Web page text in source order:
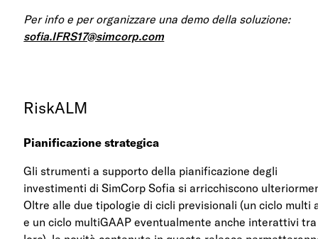
Per info e per organizzare una demo della soluzione:
sofia.IFRS17@simcorp.com
RiskALM
Pianificazione strategica
Gli strumenti a supporto della pianificazione degli
investimenti di SimCorp Sofia si arricchiscono
Oltre alle due tipologie di cicli previsionali (un ciclo multi
e un ciclo multiGAAP eventualmente anche interattivi tra